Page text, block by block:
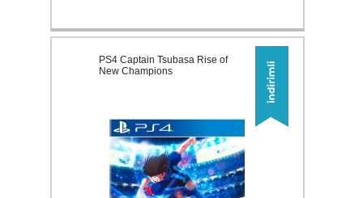
PS4 Captain Tsubasa Rise of
New Champions